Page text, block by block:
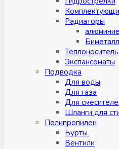
Радиаторы
Теплоноситель
Экспансоматы
Подводка
Для воды
Для газа
Для
Шланги для
Полипропилен
Бурты
Вентили